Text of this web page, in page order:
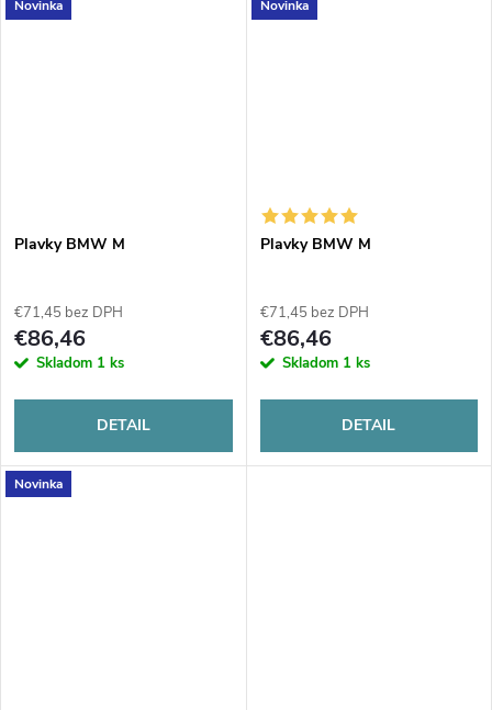
Novinka
Plavky BMW M
€71,45 bez DPH
€86,46
Skladom 1 ks
DETAIL
Novinka
Plavky BMW M
€71,45 bez DPH
€86,46
Skladom 1 ks
DETAIL
Novinka